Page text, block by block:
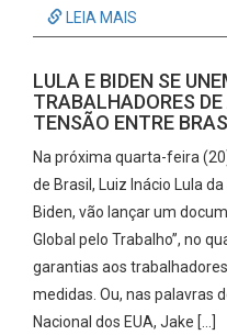
LEIA MAIS
LULA E BIDEN SE
TRABALHADORES
TENSÃO ENTRE
Na próxima quarta-feira
de Brasil, Luiz Inácio Lula
Biden, vão lançar um
Global pelo Trabalho”, no
garantias aos
medidas. Ou, nas palavras
Nacional dos EUA, Jake […]